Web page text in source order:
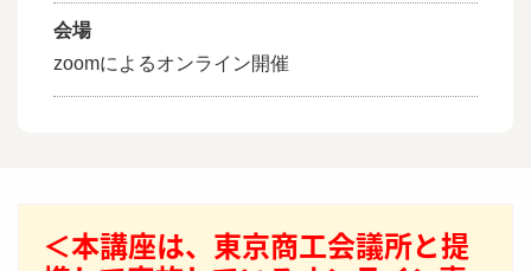
会場
zoomによるオンライン開催
＜本講座は、東京商工会議所と提